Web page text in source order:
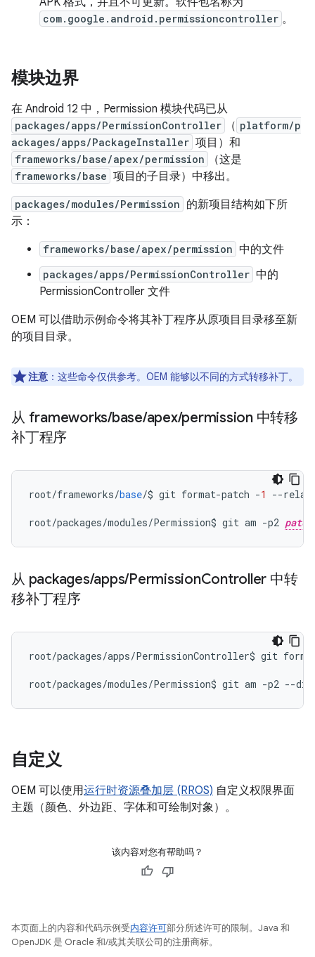
com.google.android.permissioncontroller 。
模块边界
在 Android 12 中，Permission 模块代码已从
packages/apps/PermissionController （ platform/p
ackages/apps/PackageInstaller 项目）和
frameworks/base/apex/permission （这是
frameworks/base 项目的子目录）中移出。
packages/modules/Permission 的新项目结构如下所
示：
frameworks/base/apex/permission 中的文件
packages/apps/PermissionController 中的
PermissionController 文件
OEM 可以借助示例命令将其补丁程序从原项目目录移至新
的项目目录。
注意 ：这些命令仅供参考。OEM 能够以不同的方式转移补丁。
从 frameworks/base/apex/permission 中转移
补丁程序
root/frameworks/base/$ git format-patch -1 --
root/packages/modules/Permission$ git am -p2
从 packages/apps/PermissionController 中转
移补丁程序
root/packages/apps/PermissionController$ git
root/packages/modules/Permission$ git am -p2 --
自定义
OEM 可以使用运行时资源叠加层 (RROS) 自定义权限界面
主题（颜色、外边距、字体和可绘制对象）。
该内容对您有帮助吗？
本页面上的内容和代码示例受内容许可部分所述许可的限制。Java 和
OpenJDK 是 Oracle 和/或其关联公司的注册商标。